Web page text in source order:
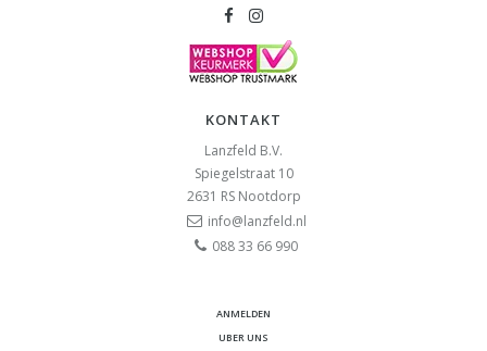
KONTAKT
Lanzfeld B.V.
Spiegelstraat 10
2631 RS Nootdorp
info@lanzfeld.nl
088 33 66 990
ANMELDEN
UBER UNS